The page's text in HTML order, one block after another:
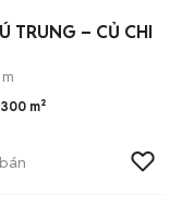
TRUNG – CỦ CHI
300 m²